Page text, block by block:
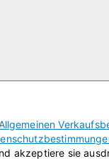
akzeptiere sie